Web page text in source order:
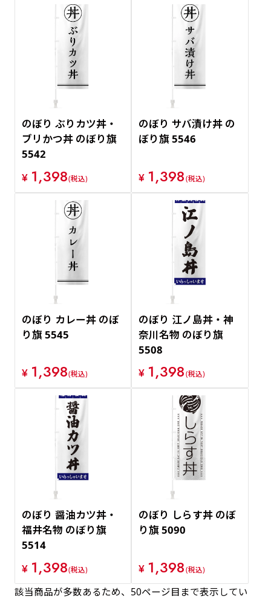
のぼり ぶりカツ丼・
ブリかつ丼 のぼり旗
5542
¥ 1,398(税込)
のぼり サバ漬け丼 の
ぼり旗 5546
¥ 1,398(税込)
のぼり カレー丼 のぼ
り旗 5545
¥ 1,398(税込)
のぼり 江ノ島丼・神
奈川名物 のぼり旗
5508
¥ 1,398(税込)
のぼり 醤油カツ丼・
福井名物 のぼり旗
5514
¥ 1,398(税込)
のぼり しらす丼 のぼ
り旗 5090
¥ 1,398(税込)
該当商品が多数あるため、50ページ目まで表示してい